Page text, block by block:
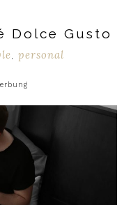
Dolce Gusto
personal